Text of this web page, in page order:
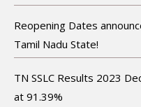
Reopening Dates
Tamil Nadu State!
TN SSLC Results 2023
at 91.39%